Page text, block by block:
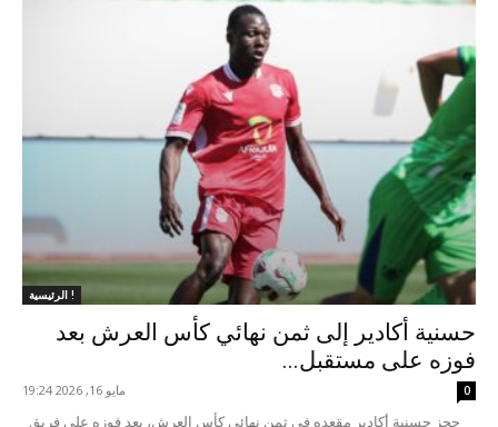
الرئيسية !
حسنية أكادير إلى ثمن نهائي كأس العرش بعد
فوزه على مستقبل...
مايو 16, 2026 19:24 0